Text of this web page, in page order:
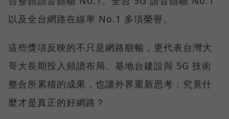
以及全台網路在線率 No.1 多項榮譽。
這些獎項反映的不只是網路順暢，更代表台灣大
哥大長期投入頻譜布局、基地台建設與 5G 技術
整合所累積的成果，也讓外界重新思考：究竟什
麼才是真正的好網路？